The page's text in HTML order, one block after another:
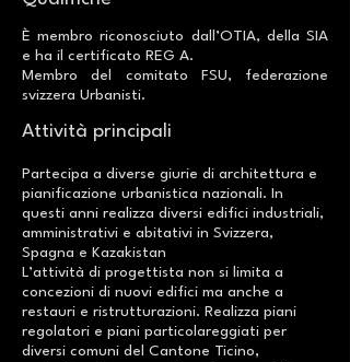
È membro riconosciuto dall’OTIA, della SIA
e ha il certificato REG A.
Membro del comitato FSU, federazione
svizzera Urbanisti.
Attività principali
Partecipa a diverse giurie di architettura e
pianificazione urbanistica nazionali. In
questi anni realizza diversi edifici industriali,
amministrativi e abitativi in Svizzera,
Spagna e Kazakistan
L’attività di progettista non si limita a
concezioni di nuovi edifici ma anche a
restauri e ristrutturazioni. Realizza piani
regolatori e piani particolareggiati per
diversi comuni del Cantone Ticino,